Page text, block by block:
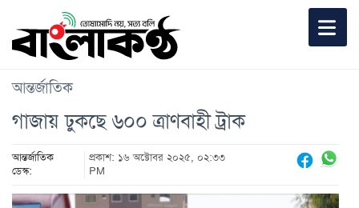
আন্তর্জাতিক
গাজায় ঢুকছে ৬০০ ত্রাণবাহী ট্রাক
আন্তর্জাতিক
ডেস্ক:
প্রকাশ: ১৬ অক্টোবর ২০২৫, ০২:৩৩
PM